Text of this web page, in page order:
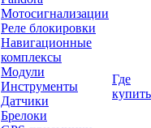
Мотосигнализации
Реле блокировки
Навигационные
комплексы
Модули
Инструменты
Датчики
Брелоки
Где
купить